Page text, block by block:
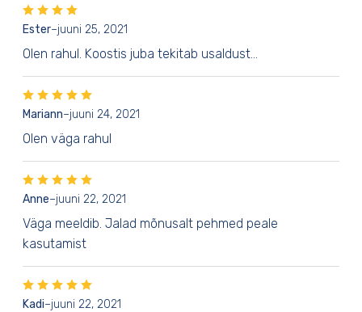
Ester–juuni 25, 2021
Olen rahul. Koostis juba tekitab usaldust…
Mariann–juuni 24, 2021
Olen väga rahul
Anne–juuni 22, 2021
Väga meeldib. Jalad mõnusalt pehmed peale
kasutamist
Kadi–juuni 22, 2021